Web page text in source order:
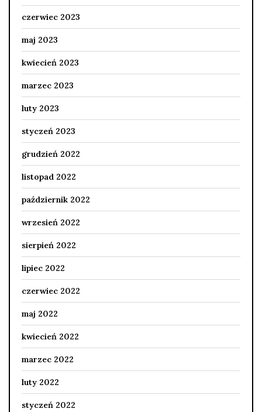
czerwiec 2023
maj 2023
kwiecień 2023
marzec 2023
luty 2023
styczeń 2023
grudzień 2022
listopad 2022
październik 2022
wrzesień 2022
sierpień 2022
lipiec 2022
czerwiec 2022
maj 2022
kwiecień 2022
marzec 2022
luty 2022
styczeń 2022